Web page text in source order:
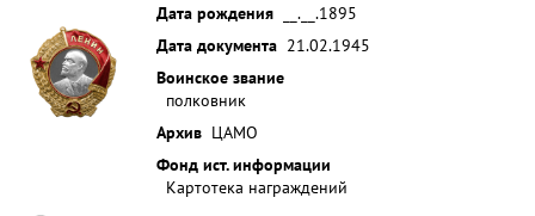
Дата рождения
__.__.1895
Дата документа 21.02.1945
Воинское звание
полковник
Архив ЦАМО
Фонд ист. информации
Картотека награждений